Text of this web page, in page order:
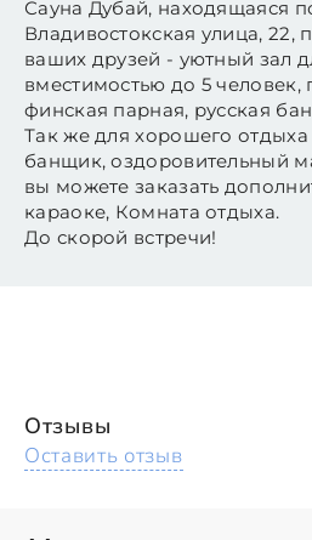
Сауна Дубай, находящаяся
Владивостокская улица, 22,
ваших друзей - уютный зал
вместимостью до 5
финская парная, русская
Так же для хорошего
банщик, оздоровительный
вы можете заказать
караоке, Комната отдыха.
До скорой встречи!
Отзывы
Оставить отзыв